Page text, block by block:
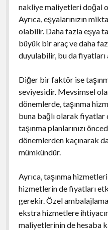
nakliye maliyetleri doğal
Ayrıca, eşyalarınızın
olabilir. Daha fazla eşya
büyük bir araç ve daha
duyulabilir, bu da fiyatları
Diğer bir faktör ise
seviyesidir. Mevsimsel
dönemlerde, taşınma
buna bağlı olarak fiyatlar
taşınma planlarınızı
dönemlerden kaçınarak
mümkündür.
Ayrıca, taşınma hizmetleri
hizmetlerin de fiyatları
gerekir. Özel
ekstra hizmetlere
maliyetlerinin de hesaba